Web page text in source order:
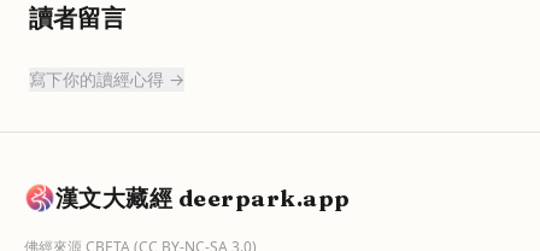
讀者留言
寫下你的讀經心得 →
漢文大藏經 deerpark.app
佛經來源 CBETA (CC BY-NC-SA 3.0)